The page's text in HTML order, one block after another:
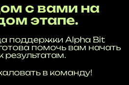
с вами на
этапе.
поддержки Alpha Bit
помочь вам начать
результатам.
в команду!